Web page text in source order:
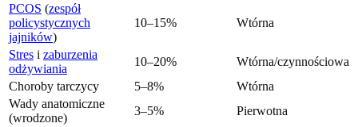
PCOS (zespół
policystycznych
jajników)
10–15% Wtórna
Stres i zaburzenia
odżywiania
10–20%
Wtórna/czynnościowa
Choroby tarczycy
5–8%
Wtórna
Wady anatomiczne
(wrodzone)
3–5%
Pierwotna